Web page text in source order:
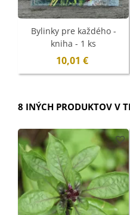
Bylinky pre každého -
kniha - 1 ks
10,01 €
8 INÝCH PRODUKTOV V